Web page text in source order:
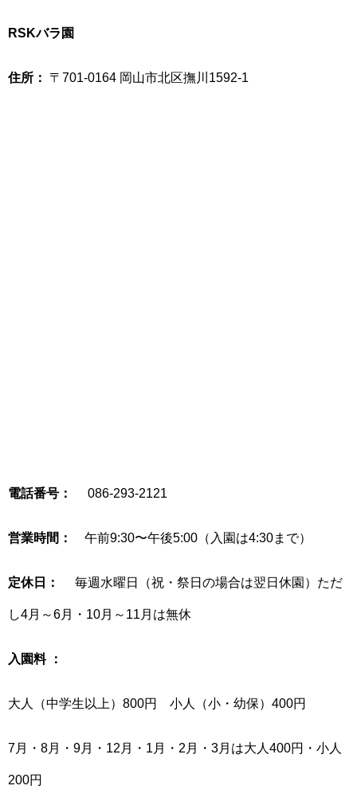
RSKバラ園
住所： 〒701-0164 岡山市北区撫川1592-1
電話番号： 086-293-2121
営業時間： 午前9:30〜午後5:00（入園は4:30まで）
定休日： 毎週水曜日（祝・祭日の場合は翌日休園）ただ
し4月～6月・10月～11月は無休
入園料 ：
大人（中学生以上）800円 小人（小・幼保）400円
7月・8月・9月・12月・1月・2月・3月は大人400円・小人
200円